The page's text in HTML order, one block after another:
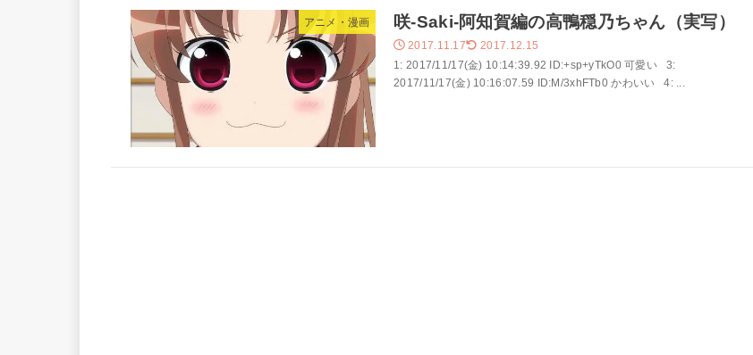
アニメ・漫画 咲-Saki-阿知賀編の高鴨穏乃ちゃん（実写）
2017.11.17 2017.12.15
1: 2017/11/17(金) 10:14:39.92 ID:+sp+yTkO0 可愛い 3:
2017/11/17(金) 10:16:07.59 ID:M/3xhFTb0 かわいい 4: ...